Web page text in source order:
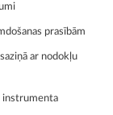
prasībām
ar nodokļu
instrumenta